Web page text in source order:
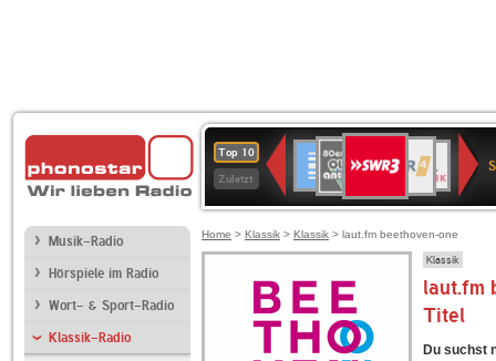
Top 10
Zuletzt
Deutschlandfunk
80er
90er
OLDIE
ANTENNE
4
KLASSIK
SWR
Kultur
NDR
2
Musik-Radio
Hörspiele im Radio
Wort- & Sport-Radio
Klassik-Radio
Home > Klassik > Klassik > laut.fm beethoven-one
Klassik
laut.fm
Titel
Du suchst